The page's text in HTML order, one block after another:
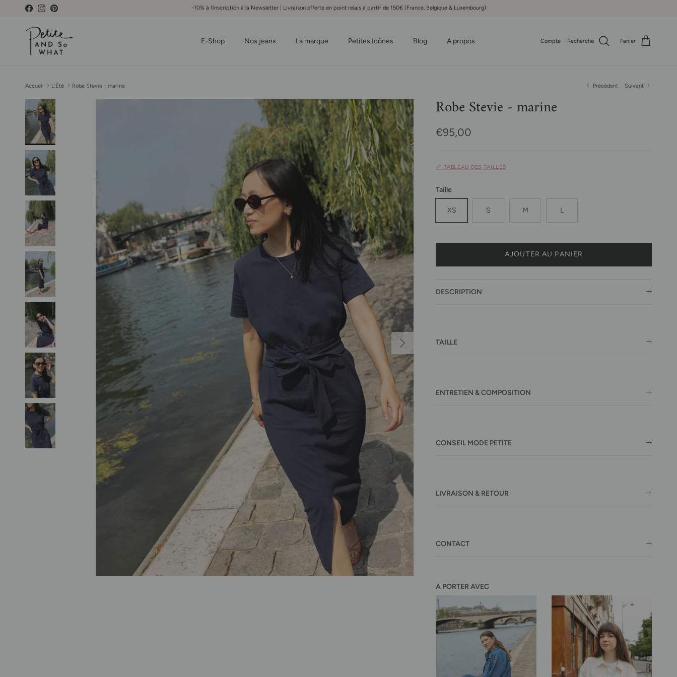
Aller au contenu
FacebookInstagramPinterest -10% à l'inscription à la Newsletter | Livraison offerte en point relais à partir de 150€ (France, Belgique & Luxembourg)
E-Shop Nos jeans La marque Petites Icônes Blog A propos Compte Recherche Panier
Accueil L'Été Robe Stevie - marine Précédent Suivant
Passer aux informations produits
Suivant
Robe Stevie - marine
Prix habituel
€95,00
📏 TABLEAU DES TAILLES
Taille
XS S M L
AJOUTER AU PANIER
DESCRIPTION
TAILLE
ENTRETIEN & COMPOSITION
CONSEIL MODE PETITE
LIVRAISON & RETOUR
CONTACT
A PORTER AVEC